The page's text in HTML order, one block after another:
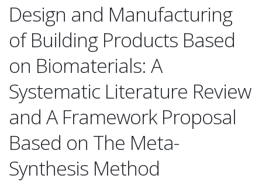
Design and Manufacturing
of Building Products Based
on Biomaterials: A
Systematic Literature Review
and A Framework Proposal
Based on The Meta-
Synthesis Method